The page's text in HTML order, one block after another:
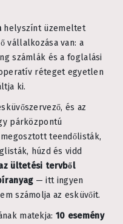
helyszínt üzemeltet
vállalkozása van: a
számlák és a foglalási
réteget egyetlen
ki.
és az
párközpontú
teendőlisták,
húzd és vidd
ültetési tervből
— itt ingyen
számolja az esküvőit.
matekja: 10 esemény